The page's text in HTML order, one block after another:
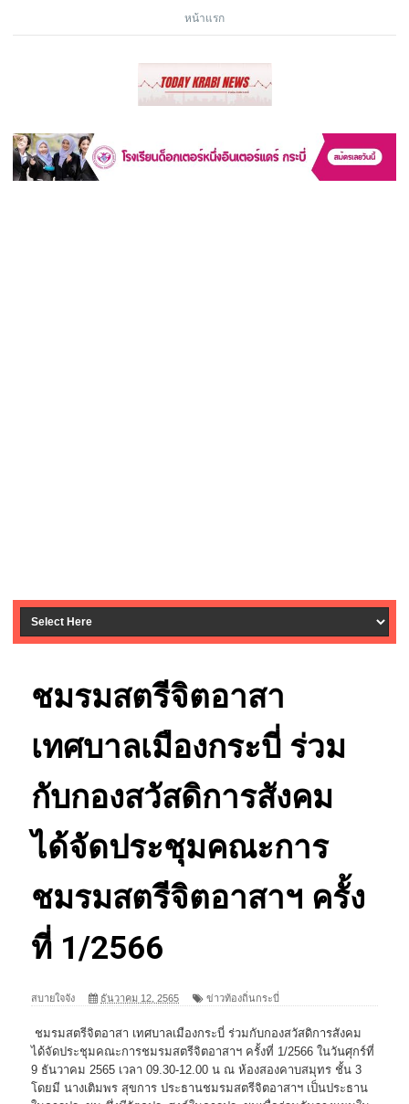
หน้าแรก
ชมรมสตรีจิตอาสา
เทศบาลเมืองกระบี่ ร่วม
กับกองสวัสดิการสังคม
ได้จัดประชุมคณะการ
ชมรมสตรีจิตอาสาฯ ครั้ง
ที่ 1/2566
สบายใจจัง ธันวาคม 12, 2565 ข่าวท้องถิ่นกระบี่
ชมรมสตรีจิตอาสา เทศบาลเมืองกระบี่ ร่วมกับกองสวัสดิการสังคม
ได้จัดประชุมคณะการชมรมสตรีจิตอาสาฯ ครั้งที่ 1/2566 ในวันศุกร์ที่
9 ธันวาคม 2565 เวลา 09.30-12.00 น ณ ห้องสองคาบสมุทร ชั้น 3
โดยมี นางเติมพร สุขการ ประธานชมรมสตรีจิตอาสาฯ เป็นประธาน